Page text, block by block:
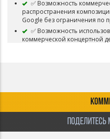
✅ Возможность
распространения
Google без ограничения по
✅ Возможность
коммерческой концертной
✅ Композиция снимается
ПОДЕЛИТЕСЬ